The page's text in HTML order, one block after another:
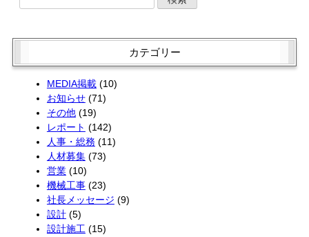
1月 (2)
3月 (2)
1月 (2)
1月 (2)
4月 (1)
2月 (4)
カテゴリー
MEDIA掲載(10)
お知らせ(71)
その他(19)
レポート (142)
人事・総務 (11)
人材募集(73)
営業(10)
機械工事(23)
社長メッセージ (9)
設計(5)
設計施工 (15)